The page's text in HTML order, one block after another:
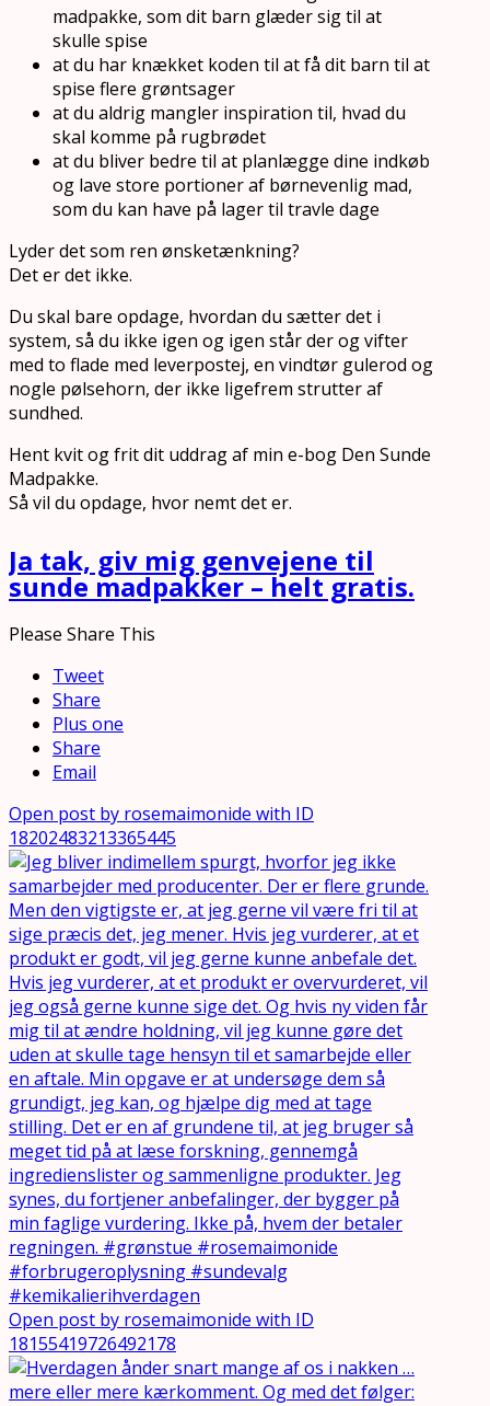
madpakke, som dit barn glæder sig til at
skulle spise
at du har knækket koden til at få dit barn til at
spise flere grøntsager
at du aldrig mangler inspiration til, hvad du
skal komme på rugbrødet
at du bliver bedre til at planlægge dine indkøb
og lave store portioner af børnevenlig mad,
som du kan have på lager til travle dage
Lyder det som ren ønsketænkning?
Det er det ikke.
Du skal bare opdage, hvordan du sætter det i
system, så du ikke igen og igen står der og vifter
med to flade med leverpostej, en vindtør gulerod og
nogle pølsehorn, der ikke ligefrem strutter af
sundhed.
Hent kvit og frit dit uddrag af min e-bog Den Sunde
Madpakke.
Så vil du opdage, hvor nemt det er.
Ja tak, giv mig genvejene til
sunde madpakker – helt gratis.
Please Share This
Tweet
Share
Plus one
Share
Email
Open post by rosemaimonide with ID
18202483213365445
Open post by rosemaimonide with ID
18155419726492178